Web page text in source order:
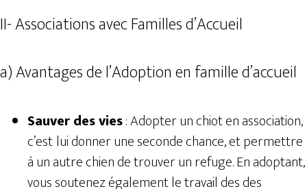
II- Associations avec Familles d’Accueil
a) Avantages de l’Adoption en famille d’accueil
Sauver des vies: Adopter un chiot en association,
c’estlui donner une seconde chance, et permettre
à un autre chien de trouver un refuge. En adoptant,
vous soutenez également le travail des des